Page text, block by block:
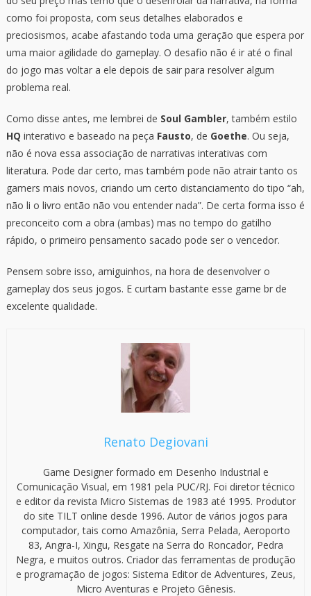
como foi proposta, com seus detalhes elaborados e
preciosismos, acabe afastando toda uma geração que espera por
uma maior agilidade do gameplay. O desafio não é ir até o final
do jogo mas voltar a ele depois de sair para resolver algum
problema real.
Como disse antes, me lembrei de Soul Gambler, também estilo
HQ interativo e baseado na peça Fausto, de Goethe. Ou seja,
não é nova essa associação de narrativas interativas com
literatura. Pode dar certo, mas também pode não atrair tanto os
gamers mais novos, criando um certo distanciamento do tipo “ah,
não li o livro então não vou entender nada”. De certa forma isso é
preconceito com a obra (ambas) mas no tempo do gatilho
rápido, o primeiro pensamento sacado pode ser o vencedor.
Pensem sobre isso, amiguinhos, na hora de desenvolver o
gameplay dos seus jogos. E curtam bastante esse game br de
excelente qualidade.
Renato Degiovani
Game Designer formado em Desenho Industrial e
Comunicação Visual, em 1981 pela PUC/RJ. Foi diretor técnico
e editor da revista Micro Sistemas de 1983 até 1995. Produtor
do site TILT online desde 1996. Autor de vários jogos para
computador, tais como Amazônia, Serra Pelada, Aeroporto
83, Angra-I, Xingu, Resgate na Serra do Roncador, Pedra
Negra, e muitos outros. Criador das ferramentas de produção
e programação de jogos: Sistema Editor de Adventures, Zeus,
Micro Aventuras e Projeto Gênesis.